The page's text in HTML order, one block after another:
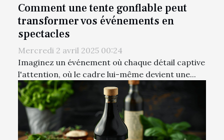
Comment une tente gonflable peut
transformer vos événements en
spectacles
Mercredi 2 avril 2025 00:24
Imaginez un événement où chaque détail captive
l'attention, où le cadre lui-même devient une...